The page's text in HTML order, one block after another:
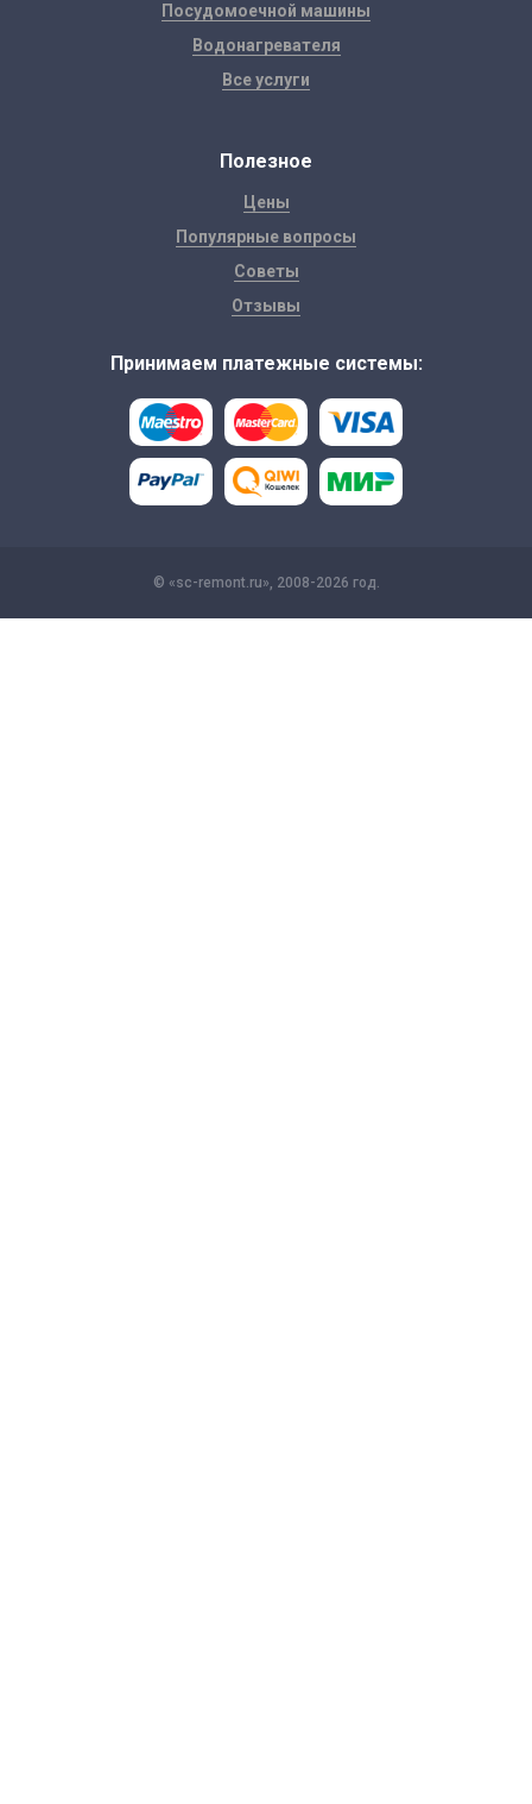
Посудомоечной машины
Водонагревателя
Все услуги
Полезное
Цены
Популярные вопросы
Советы
Отзывы
Принимаем платежные системы:
© «sc-remont.ru», 2008-2026 год.